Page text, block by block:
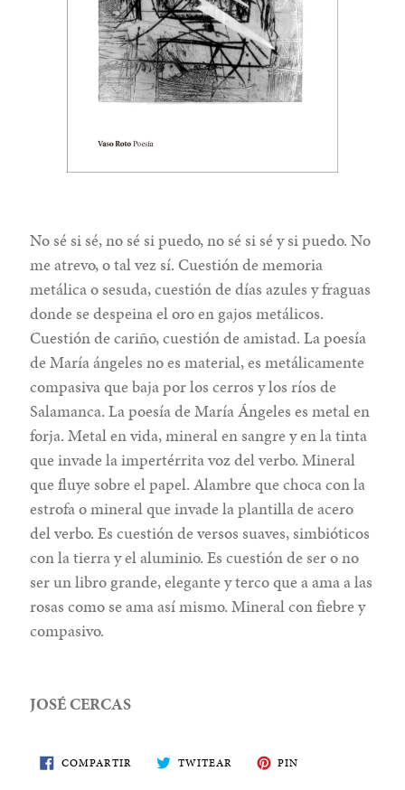
No sé si sé, no sé si puedo, no sé si sé y si puedo. No
me atrevo, o tal vez sí. Cuestión de memoria
metálica o sesuda, cuestión de días azules y fraguas
donde se despeina el oro en gajos metálicos.
Cuestión de cariño, cuestión de amistad. La poesía
de María ángeles no es material, es metálicamente
compasiva que baja por los cerros y los ríos de
Salamanca. La poesía de María Ángeles es metal en
forja. Metal en vida, mineral en sangre y en la tinta
que invade la impertérrita voz del verbo. Mineral
que fluye sobre el papel. Alambre que choca con la
estrofa o mineral que invade la plantilla de acero
del verbo. Es cuestión de versos suaves, simbióticos
con la tierra y el aluminio. Es cuestión de ser o no
ser un libro grande, elegante y terco que a ama a las
rosas como se ama así mismo. Mineral con fiebre y
compasivo.
JOSÉ CERCAS
COMPARTIR COMPARTE
EN
TWITEAR TWITEA
EN
PIN